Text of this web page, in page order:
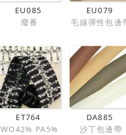
EU085
廢番
EU079
毛線彈性包邊
ET764
WO42% PA5%
DA885
沙丁包邊帶